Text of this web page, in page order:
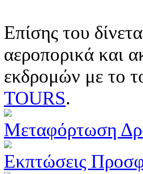
Επίσης του
αεροπορικά και
εκδρομών με το
TOURS.
Μεταφόρτωση
Εκπτώσεις